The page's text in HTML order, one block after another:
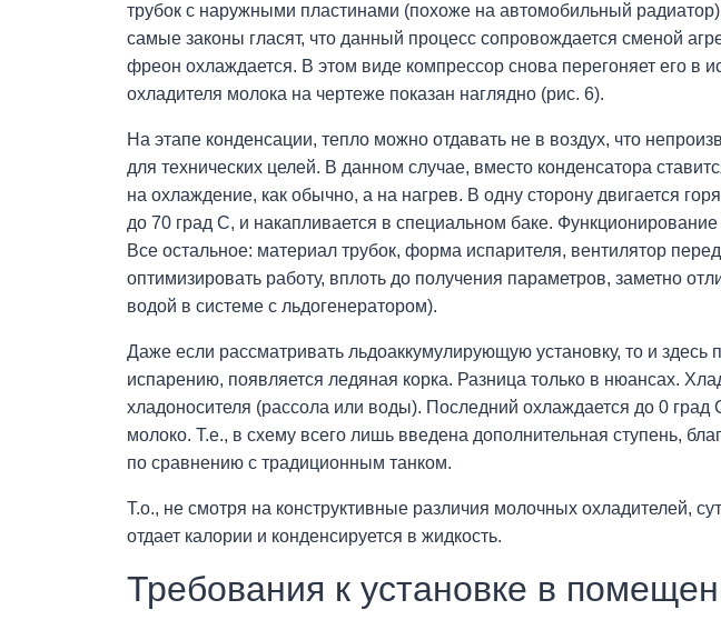
трубок с наружными пластинами (похоже на автомобильный
самые законы гласят, что данный процесс сопровождается сменой
фреон охлаждается. В этом виде компрессор снова перегоняет его в
охладителя молока на чертеже показан наглядно (рис. 6).
На этапе конденсации, тепло можно отдавать не в воздух, что
для технических целей. В данном случае, вместо конденсатора
на охлаждение, как обычно, а на нагрев. В одну сторону двигается
до 70 град С, и накапливается в специальном баке.
Все остальное: материал трубок, форма испарителя, вентилятор
оптимизировать работу, вплоть до получения параметров, заметно
водой в системе с льдогенератором).
Даже если рассматривать льдоаккумулирующую установку, то и
испарению, появляется ледяная корка. Разница только в нюансах.
хладоносителя (рассола или воды). Последний охлаждается до 0
молоко. Т.е., в схему всего лишь введена дополнительная ступень,
по сравнению с традиционным танком.
Т.о., не смотря на конструктивные различия молочных охладителей,
отдает калории и конденсируется в жидкость.
Требования к установке в